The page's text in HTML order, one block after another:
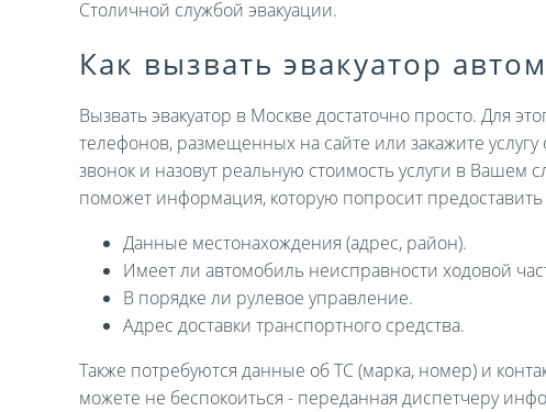
Столичной службой эвакуации.
Как вызвать эвакуатор
Вызвать эвакуатор в Москве достаточно просто. Для
телефонов, размещенных на сайте или закажите
звонок и назовут реальную стоимость услуги в Вашем
поможет информация, которую попросит
Данные местонахождения (адрес, район).
Имеет ли автомобиль неисправности ходовой
В порядке ли рулевое управление.
Адрес доставки транспортного средства.
Также потребуются данные об ТС (марка, номер) и
можете не беспокоиться - переданная диспетчеру